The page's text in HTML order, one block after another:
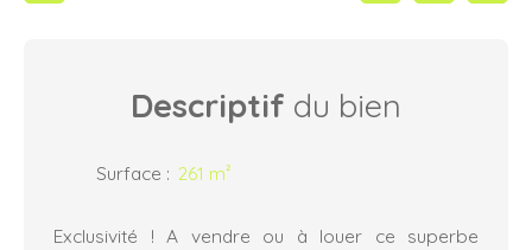
Descriptif du bien
Surface : 261 m²
Exclusivité ! A vendre ou à louer ce superbe